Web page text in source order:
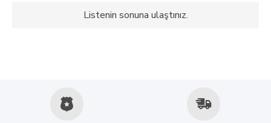
Listenin sonuna ulaştınız.